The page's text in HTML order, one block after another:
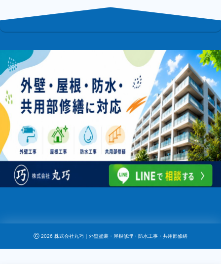
© 2026 株式会社丸巧｜外壁塗装・屋根修理・防水工事・共用部修繕